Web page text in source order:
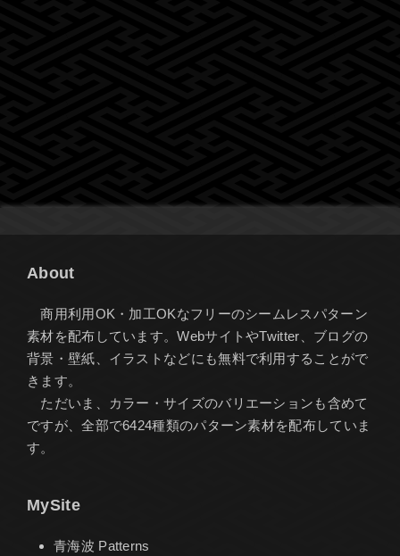
About
商用利用OK・加工OKなフリーのシームレスパターン
素材を配布しています。WebサイトやTwitter、ブログの
背景・壁紙、イラストなどにも無料で利用することがで
きます。
ただいま、カラー・サイズのバリエーションも含めて
ですが、全部で6424種類のパターン素材を配布していま
す。
MySite
青海波 Patterns